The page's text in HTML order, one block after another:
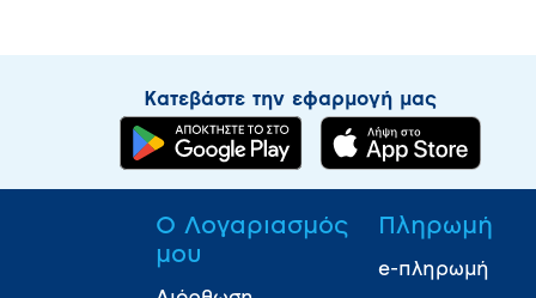
Κατεβάστε την εφαρμογή μας
Ο Λογαριασμός
μου
Πληρωμή
e-πληρωμή